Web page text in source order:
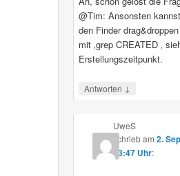
@Tim: Ansonsten
den Finder
mit ‚grep CREATED ‚
Erstellungszeitpunkt.
Antworten ↓
UweS
schriebam 2.
13:47 Uhr: